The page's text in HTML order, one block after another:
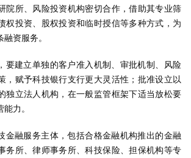
院所、风险投资机构密切合作，借助其专业筛
权投资、股权投资和临时授信等多种方式，为
资服务。
要建立单独的客户准入机制、审批机制、风险
，赋予科技银行支行更大灵活性；批准设立以
独立法人机构，在一般监管框架下适当放松要
力。
金融服务主体，包括合格金融机构推出的金融
务所、律师事务所、科技保险、担保机构等专